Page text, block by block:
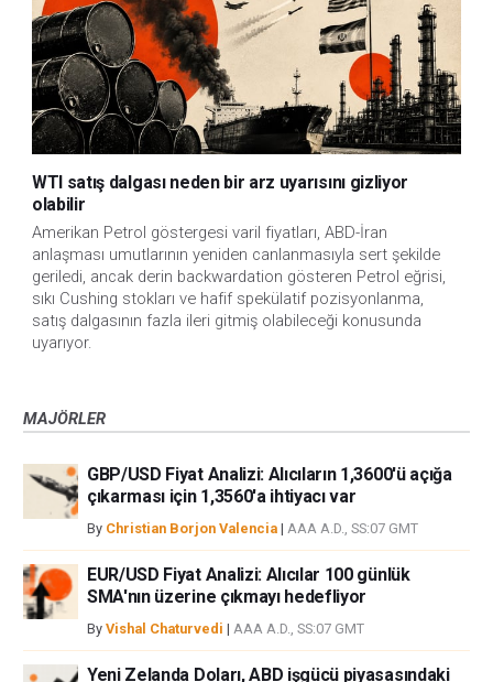
WTI satış dalgası neden bir arz uyarısını gizliyor
olabilir
Amerikan Petrol göstergesi varil fiyatları, ABD-İran
anlaşması umutlarının yeniden canlanmasıyla sert şekilde
geriledi, ancak derin backwardation gösteren Petrol eğrisi,
sıkı Cushing stokları ve hafif spekülatif pozisyonlanma,
satış dalgasının fazla ileri gitmiş olabileceği konusunda
uyarıyor.
MAJÖRLER
GBP/USD Fiyat Analizi: Alıcıların 1,3600'ü açığa
çıkarması için 1,3560'a ihtiyacı var
By Christian Borjon Valencia | AAA A.D., SS:07 GMT
EUR/USD Fiyat Analizi: Alıcılar 100 günlük
SMA'nın üzerine çıkmayı hedefliyor
By Vishal Chaturvedi | AAA A.D., SS:07 GMT
Yeni Zelanda Doları, ABD işgücü piyasasındaki